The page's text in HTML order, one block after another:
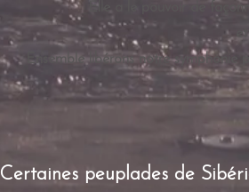
Elle a le pouvoir de
Ensemble libérons notre symphonie
Certaines peuplades de